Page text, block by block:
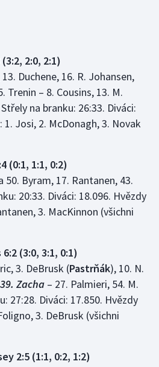
2:0, 2:1)
Duchene, 16. R. Johansen,
Trenin – 8. Cousins, 13. M.
na branku: 26:33. Diváci:
1. Josi, 2. McDonagh, 3. Novak
(0:1, 1:1, 0:2)
50. Byram, 17. Rantanen, 43.
20:33. Diváci: 18.096. Hvězdy
3. MacKinnon (všichni
(3:0, 3:1, 0:1)
3. DeBrusk (Pastrňák), 10. N.
39. Zacha – 27. Palmieri, 54. M.
27:28. Diváci: 17.850. Hvězdy
3. DeBrusk (všichni
2:5 (1:1, 0:2, 1:2)